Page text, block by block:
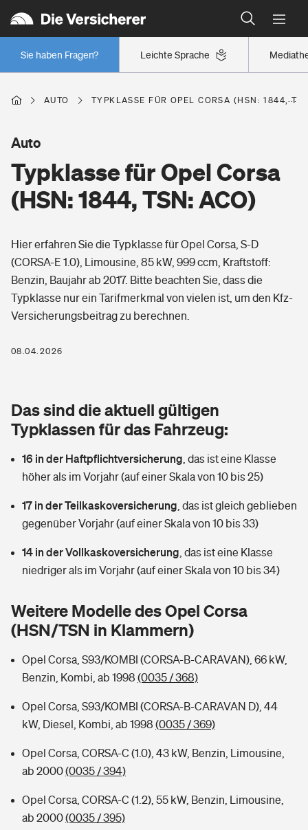
Leichte Sprache
Sie haben Fragen?
Wer versichert was: Jetzt Versicherer finden
Regionalklassen: So ist Ihre Region eingestuft
Wer versichert was: Jetzt Versicherer finden
Berufsunfähigkeitsversicherung
Erwerbsunfähigkeitsversicherung
Grundfähigkeitsversicherung
Arbeitsrechtsschutz
Berufshaftpflichtversicherung
Zur Übersicht
Tools
Wer versichert was: Jetzt Versicherer finden
Sie haben Fragen?
Wohnen
Elementarversicherung
Glasversicherung
Mietkautionsversicherung
Restkreditversicherung
Zur Übersicht
Tools
Wer versichert was: Jetzt Versicherer finden
Sie haben Fragen?
Freizeit
Pri­vate Haft­pflicht­
Kinderunfall­ver­si­che­rung
Kinderinvalidität
Reiseversicherung
Pferdehalter-Haftpflicht
Handyversicherung
Musikinstrumentenversicherung
Zur Übersicht
Tools
Kinderunfall-Check: Mehr Sicherheit für deine Kids
Gesundheit
Private Krankenversicherung
Dread-Disease-Versicherung
Tierkrankenversicherung
Sie haben Fragen?
Rentenrechner: Wie viel Geld bekomme ich im Alter?
AUTO TYPKLASSE FÜR OPEL CORSA (HSN: 1844,
Typklasse für Opel Corsa
(HSN: 1844, TSN: ACO)
Auto
Hier erfahren Sie die Typklasse für Opel Corsa, S-D
(CORSA-E 1.0), Limousine, 85 kW, 999 ccm, Kraftstoff:
Benzin, Baujahr ab 2017. Bitte beachten Sie, dass die
Typklasse nur ein Tarifmerkmal von vielen ist, um den Kfz-
Versicherungsbeitrag zu berechnen.
08.04.2026
Das sind die aktuell gültigen
Typklassen für das Fahrzeug:
16 in der Haftpflichtversicherung das ist eine Klasse
höher als im Vorjahr (auf einer Skala von 10 bis 25)
17 in der Teilkaskoversicherung das ist gleich geblieben
gegenüber Vorjahr (auf einer Skala von 10 bis 33)
14 in der Vollkaskoversicherung das ist eine Klasse
niedriger als im Vorjahr (auf einer Skala von 10 bis 34)
Weitere Modelle des Opel Corsa
(HSN/TSN in Klammern)
Opel Corsa, S93/KOMBI (CORSA-B-CARAVAN), 66 kW,
Benzin, Kombi, ab 1998 (0035 / 368)
Opel Corsa, S93/KOMBI (CORSA-B-CARAVAN D), 44
kW, Diesel, Kombi, ab 1998 (0035 / 369)
Opel Corsa, CORSA-C (1.0), 43 kW, Benzin, Limousine,
ab 2000(0035 / 394)
Opel Corsa, CORSA-C (1.2), 55 kW, Benzin, Limousine,
ab 2000(0035 / 395)